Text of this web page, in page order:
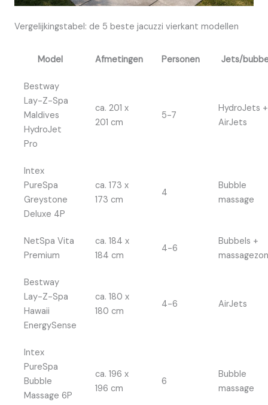
Vergelijkingstabel: de 5 beste jacuzzi vierkant modellen
Model Afmetingen Personen Jets/
Bestway
Lay-Z-Spa
Maldives
HydroJet
Pro
ca. 201 x
201 cm
5-7
HydroJets +
AirJets
Intex
PureSpa
Greystone
Deluxe 4P
ca. 173 x
173 cm
4
Bubble
massage
NetSpa Vita
Premium
ca. 184 x
184 cm
4-6
Bubbels +
Bestway
Lay-Z-Spa
Hawaii
EnergySense
ca. 180 x
180 cm
4-6 AirJets
Intex
PureSpa
Bubble
Massage 6P
ca. 196 x
196 cm
6
Bubble
massage